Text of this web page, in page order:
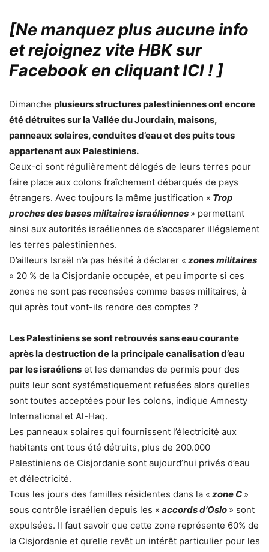
[Ne manquez plus aucune info
et rejoignez vite HBK sur
Facebook en cliquant ICI !]
Dimanche plusieurs structures palestiniennes ont encore
été détruites sur la Vallée du Jourdain, maisons,
panneaux solaires, conduites d’eau et des puits tous
appartenant aux Palestiniens.
Ceux-ci sont régulièrement délogés de leurs terres pour
faire place aux colons fraîchement débarqués de pays
étrangers. Avec toujours la même justification « Trop
proches des bases militaires israéliennes » permettant
ainsi aux autorités israéliennes de s’accaparer illégalement
les terres palestiniennes.
D’ailleurs Israël n’a pas hésité à déclarer « zones militaires
» 20 % de la Cisjordanie occupée, et peu importe si ces
zones ne sont pas recensées comme bases militaires, à
qui après tout vont-ils rendre des comptes ?
Les Palestiniens se sont retrouvés sans eau courante
après la destruction de la principale canalisation d’eau
par les israéliens et les demandes de permis pour des
puits leur sont systématiquement refusées alors qu’elles
sont toutes acceptées pour les colons, indique Amnesty
International et Al-Haq.
Les panneaux solaires qui fournissent l’électricité aux
habitants ont tous été détruits, plus de 200.000
Palestiniens de Cisjordanie sont aujourd’hui privés d’eau
et d’électricité.
Tous les jours des familles résidentes dans la « zone C »
sous contrôle israélien depuis les « accords d’Oslo » sont
expulsées. Il faut savoir que cette zone représente 60% de
la Cisjordanie et qu’elle revêt un intérêt particulier pour les